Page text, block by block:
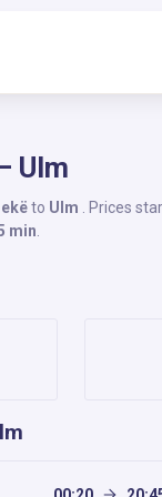
Ulm
to Ulm . Prices
min